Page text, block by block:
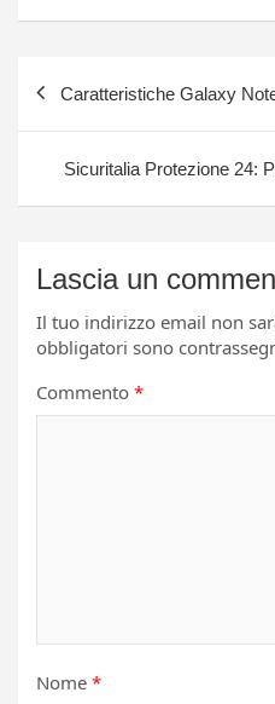
Caratteristiche Galaxy
Sicuritalia Protezione 24:
Lascia un
Il tuo indirizzo email non
obbligatori sono
Commento *
Nome *